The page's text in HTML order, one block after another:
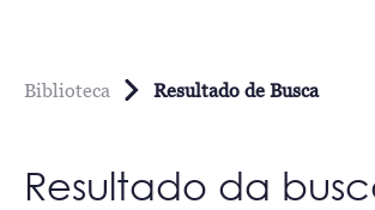
Biblioteca Resultado de Busca
Resultado da